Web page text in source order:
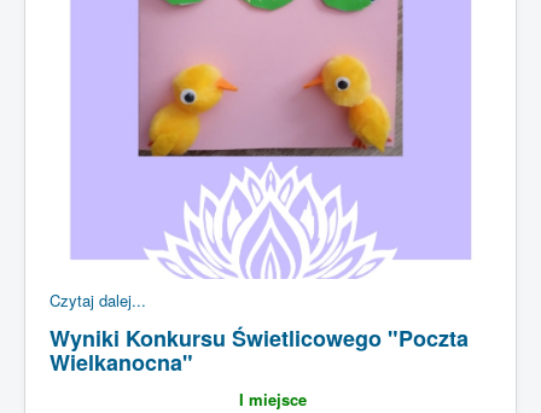
Czytaj dalej...
Wyniki Konkursu Świetlicowego "Poczta
Wielkanocna"
I miejsce